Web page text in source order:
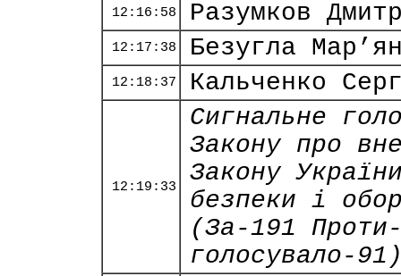
12:16:58 Разумков
12:17:38 Безугла
12:18:37 Кальченко
12:19:33
Сигнальне
Закону про
Закону
безпеки і
(За-191
голосувало-